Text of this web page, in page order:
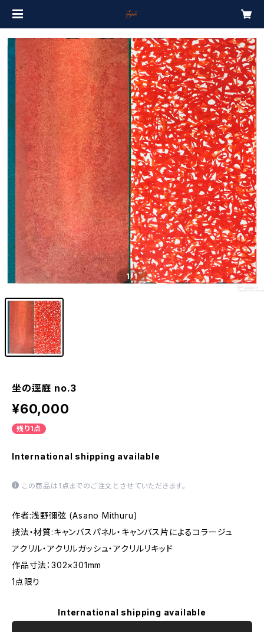
1/1
坐の逕庭 no.3
¥60,000
残り1点
International shipping available
この商品は1点までのご注文とさせていただきます。
作者:浅野彌弦 (Asano Mithuru)
技法・材質:キャンバスパネル・キャンバス片によるコラージュ
アクリル・アクリルガッシュ・アクリルリキッド
作品寸法：302×301mm
1点限り
International shipping available